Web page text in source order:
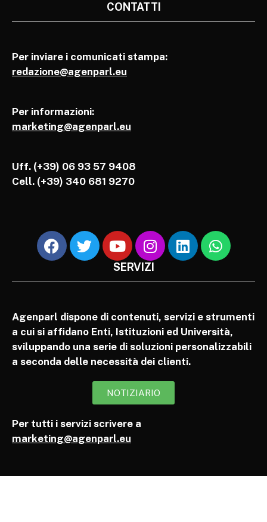
CONTATTI
Per inviare i comunicati stampa:
redazione@agenparl.eu
Per informazioni:
marketing@agenparl.eu
Uff. (+39) 06 93 57 9408
Cell. (+39) 340 681 9270
SERVIZI
Agenparl dispone di contenuti, servizi e strumenti
a cui si affidano Enti, Istituzioni ed Università,
sviluppando una serie di soluzioni personalizzabili
a seconda delle necessità dei clienti.
NOTIZIARIO
Per tutti i servizi scrivere a
marketing@agenparl.eu